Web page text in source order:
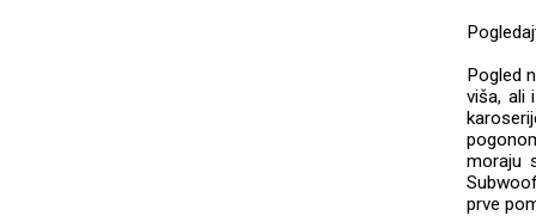
Pogled
viša, ali
moraju
prve